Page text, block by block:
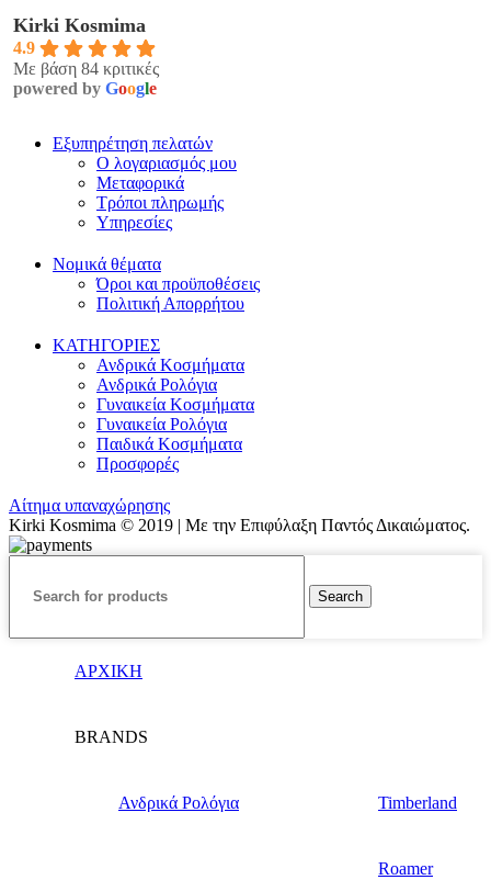
Kirki Kosmima
4.9
Με βάση 84 κριτικές
powered by Google
Εξυπηρέτηση πελατών
Ο λογαριασμός μου
Μεταφορικά
Τρόποι πληρωμής
Υπηρεσίες
Νομικά θέματα
Όροι και προϋποθέσεις
Πολιτική Απορρήτου
ΚΑΤΗΓΟΡΙΕΣ
Ανδρικά Κοσμήματα
Ανδρικά Ρολόγια
Γυναικεία Κοσμήματα
Γυναικεία Ρολόγια
Παιδικά Κοσμήματα
Προσφορές
Αίτημα υπαναχώρησης
Kirki Kosmima © 2019 | Με την Επιφύλαξη Παντός Δικαιώματος.
Search
ΑΡΧΙΚΗ
BRANDS
Ανδρικά Ρολόγια Timberland
Roamer